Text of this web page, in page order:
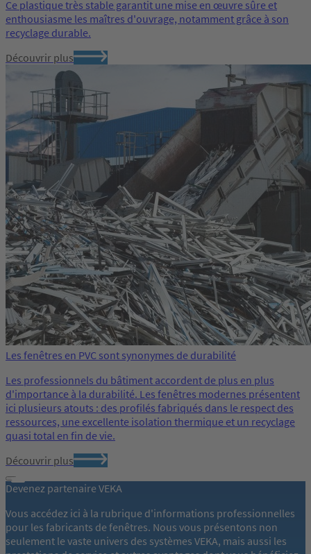
Ce plastique très stable garantit une mise en œuvre sûre et
enthousiasme les maîtres d'ouvrage, notamment grâce à son
recyclage durable.
Découvrir plus
Les fenêtres en PVC sont synonymes de durabilité
Les professionnels du bâtiment accordent de plus en plus
d'importance à la durabilité. Les fenêtres modernes présentent
ici plusieurs atouts : des profilés fabriqués dans le respect des
ressources, une excellente isolation thermique et un recyclage
quasi total en fin de vie.
Découvrir plus
Devenez partenaire VEKA
Vous accédez ici à la rubrique d'informations professionnelles
pour les fabricants de fenêtres. Nous vous présentons non
seulement le vaste univers des systèmes VEKA, mais aussi les